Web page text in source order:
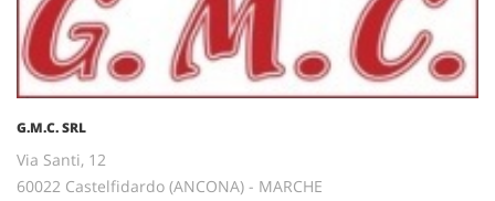
G.M.C. SRL
Via Santi, 12
60022 Castelfidardo (ANCONA) - MARCHE